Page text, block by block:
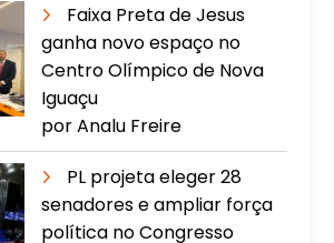
Faixa Preta de Jesus
ganha novo espaço no
Centro Olímpico de Nova
Iguaçu
por Analu Freire
PL projeta eleger 28
senadores e ampliar força
política no Congresso